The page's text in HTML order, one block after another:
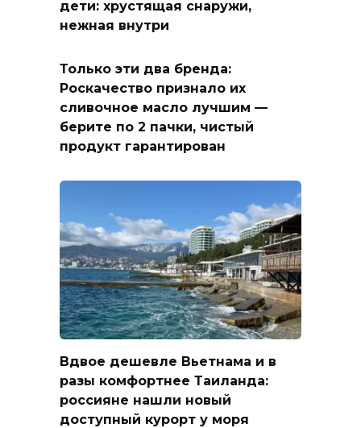
дети: хрустящая снаружи,
нежная внутри
Только эти два бренда:
Роскачество признало их
сливочное масло лучшим —
берите по 2 пачки, чистый
продукт гарантирован
Вдвое дешевле Вьетнама и в
разы комфортнее Таиланда:
россияне нашли новый
доступный курорт у моря